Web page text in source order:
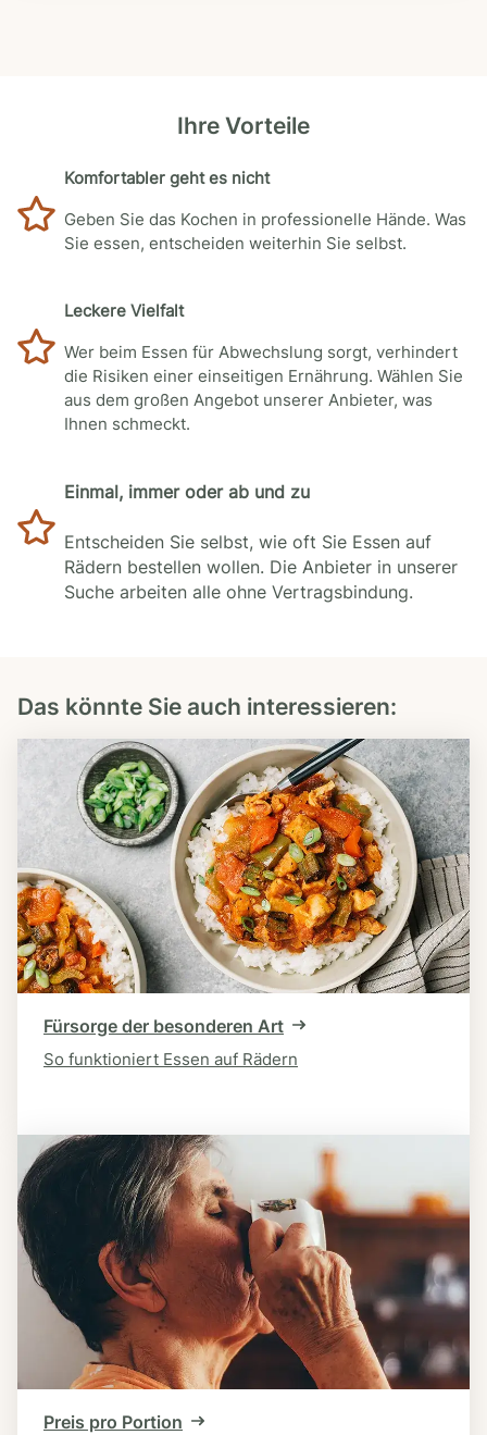
Ihre Vorteile
Komfortabler geht es nicht
Geben Sie das Kochen in professionelle Hände. Was
Sie essen, entscheiden weiterhin Sie selbst.
Leckere Vielfalt
Wer beim Essen für Abwechslung sorgt, verhindert
die Risiken einer einseitigen Ernährung. Wählen Sie
aus dem großen Angebot unserer Anbieter, was
Ihnen schmeckt.
Einmal, immer oder ab und zu
Entscheiden Sie selbst, wie oft Sie Essen auf
Rädern bestellen wollen. Die Anbieter in unserer
Suche arbeiten alle ohne Vertragsbindung.
Das könnte Sie auch interessieren:
Fürsorge der besonderen Art
So funktioniert Essen auf Rädern
Preis pro Portion